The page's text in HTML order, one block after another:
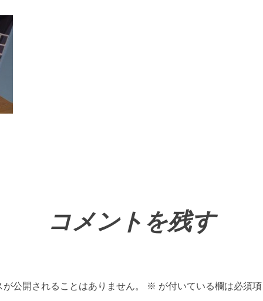
コメントを残す
公開されることはありません。 ※ が付いている欄は必須